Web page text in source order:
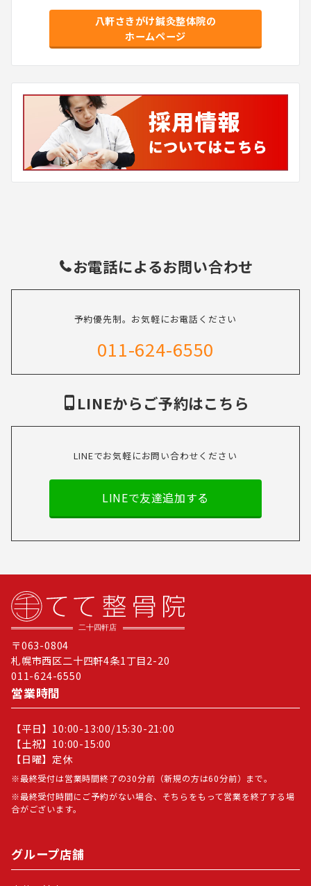
八軒さきがけ鍼灸整体院の
ホームページ
お電話によるお問い合わせ
予約優先制。お気軽にお電話ください
011-624-6550
LINEからご予約はこちら
LINEでお気軽にお問い合わせください
LINEで友達追加する
〒063-0804
札幌市西区二十四軒4条1丁目2-20
011-624-6550
営業時間
【平日】10:00-13:00/15:30-21:00
【土祝】10:00-15:00
【日曜】定休
最終受付は営業時間終了の30分前（新規の方は60分前）まで。
最終受付時間にご予約がない場合、そちらをもって営業を終了する場
合がございます。
グループ店舗